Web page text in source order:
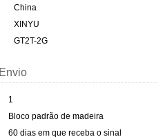
China
XINYU
GT2T-2G
1
Bloco padrão de madeira
60 dias em que receba o sinal